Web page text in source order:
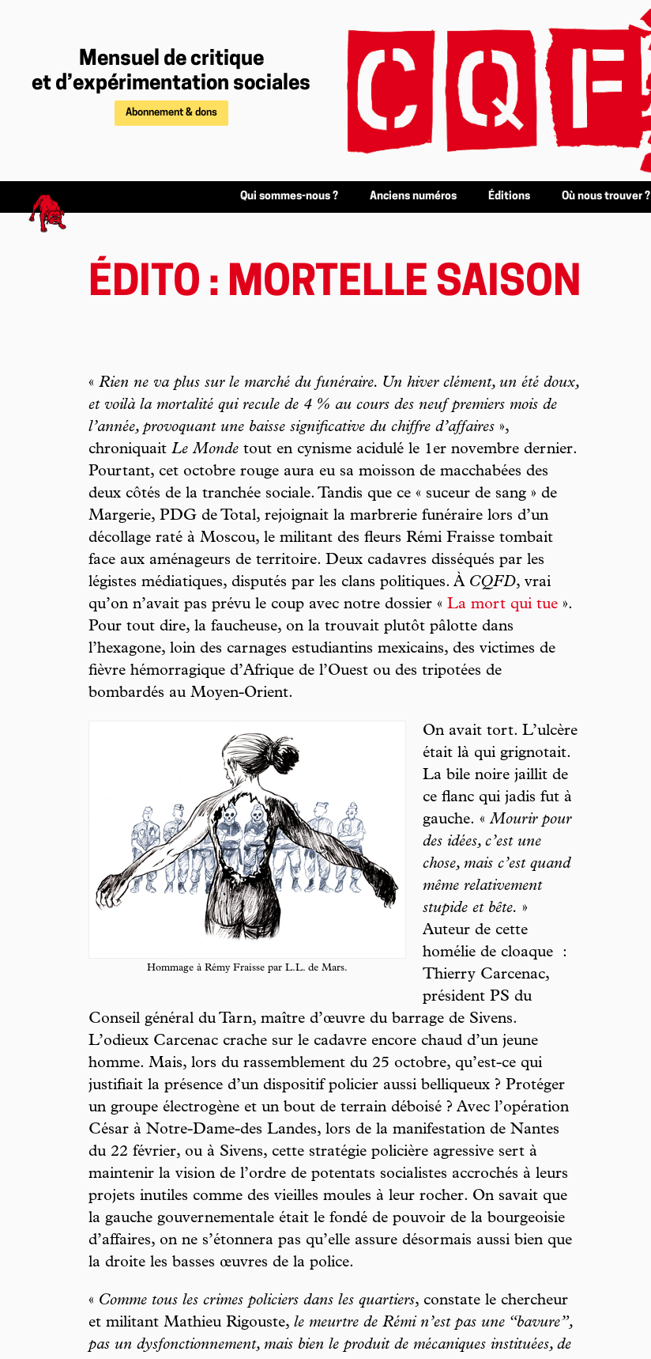
Mensuel de critique
et d’expérimentation sociales
Abonnement & dons
Qui sommes-nous ? Anciens numéros Éditions Où nous trouver ?
ÉDITO : MORTELLE SAISON
« Rien ne va plus sur le marché du funéraire. Un hiver clément, un été doux,
et voilà la mortalité qui recule de 4 % au cours des neuf premiers mois de
l’année, provoquant une baisse significative du chiffre d’affaires »,
chroniquait Le Monde tout en cynisme acidulé le 1er novembre dernier.
Pourtant, cet octobre rouge aura eu sa moisson de macchabées des
deux côtés de la tranchée sociale. Tandis que ce « suceur de sang » de
Margerie, PDG de Total, rejoignait la marbrerie funéraire lors d’un
décollage raté à Moscou, le militant des fleurs Rémi Fraisse tombait
face aux aménageurs de territoire. Deux cadavres disséqués par les
légistes médiatiques, disputés par les clans politiques. À CQFD, vrai
qu’on n’avait pas prévu le coup avec notre dossier « La mort qui tue ».
Pour tout dire, la faucheuse, on la trouvait plutôt pâlotte dans
l’hexagone, loin des carnages estudiantins mexicains, des victimes de
fièvre hémorragique d’Afrique de l’Ouest ou des tripotées de
bombardés au Moyen-Orient.
Hommage à Rémy Fraisse par L.L. de Mars.
On avait tort. L’ulcère
était là qui grignotait.
La bile noire jaillit de
ce flanc qui jadis fut à
gauche. «Mourir pour
des idées, c’est une
chose, mais c’est quand
même relativement
stupide et bête. »
Auteur de cette
homélie de cloaque :
Thierry Carcenac,
président PS du
Conseil général du Tarn, maître d’œuvre du barrage de Sivens.
L’odieux Carcenac crache sur le cadavre encore chaud d’un jeune
homme. Mais, lors du rassemblement du 25 octobre, qu’est-ce qui
justifiait la présence d’un dispositif policier aussi belliqueux ? Protéger
un groupe électrogène et un bout de terrain déboisé ? Avec l’opération
César à Notre-Dame-des Landes, lors de la manifestation de Nantes
du 22 février, ou à Sivens, cette stratégie policière agressive sert à
maintenir la vision de l’ordre de potentats socialistes accrochés à leurs
projets inutiles comme des vieilles moules à leur rocher. On savait que
la gauche gouvernementale était le fondé de pouvoir de la bourgeoisie
d’affaires, on ne s’étonnera pas qu’elle assure désormais aussi bien que
la droite les basses œuvres de la police.
« Comme tous les crimes policiers dans les quartiers, constate le chercheur
et militant Mathieu Rigouste, le meurtre de Rémi n’est pas une “bavure”,
pas un dysfonctionnement, mais bien le produit de mécaniques instituées, de